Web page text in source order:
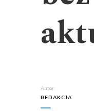
Autor:
REDAKCJA